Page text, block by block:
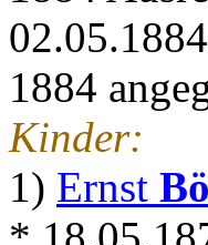
1884
Kinder:
1) Ernst